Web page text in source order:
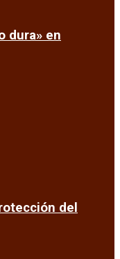
dura» en
del